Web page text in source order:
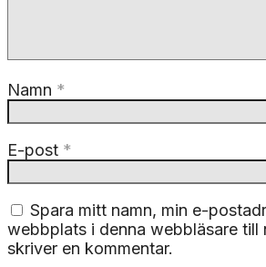
Namn *
E-post *
Spara mitt namn, min e-
webbplats i denna webbläsare till
skriver en kommentar.